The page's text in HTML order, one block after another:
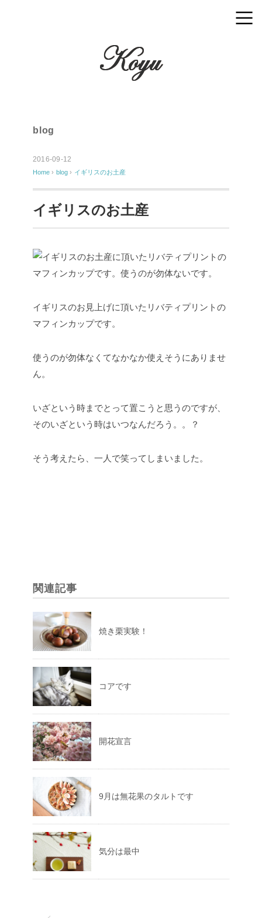
blog
2016-09-12
Home › blog › イギリスのお土産
イギリスのお土産
イギリスのお見上げに頂いたリバティプリントの
マフィンカップです。
使うのが勿体なくてなかなか使えそうにありませ
ん。
いざという時までとって置こうと思うのですが、
そのいざという時はいつなんだろう。。？
そう考えたら、一人で笑ってしまいました。
関連記事
焼き栗実験！
コアです
開花宣言
9月は無花果のタルトです
気分は最中